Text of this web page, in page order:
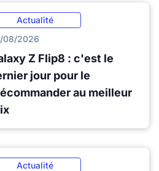
Actualité
08/2026
Z Flip8 : c'est le
jour pour le
au meilleur
Actualité